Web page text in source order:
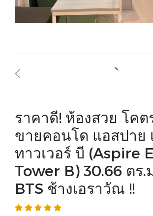
ราคาดี! ห้องสวย โคต
ขายคอนโด แอสปาย
ทาวเวอร์ บี (Aspire
Tower B) 30.66 ตร.
BTS ช้างเอราวัณ !!